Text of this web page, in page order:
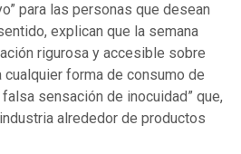
para las personas que desean
explican que la semana
rigurosa y accesible sobre
forma de consumo de
sensación de inocuidad” que,
alrededor de productos